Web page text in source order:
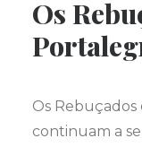
Os
Os
continuam a